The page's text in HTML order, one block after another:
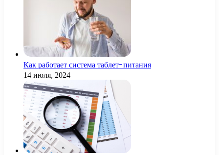
Как работает система таблет-питания
14 июля, 2024